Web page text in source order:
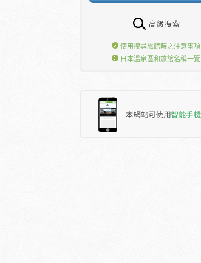
高級搜索
使用搜尋旅館時之注意事項
日本溫泉區和旅館名稱一覽